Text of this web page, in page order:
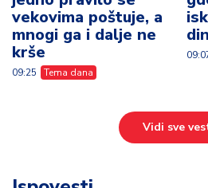
vekovima poštuje, a
mnogi ga i dalje ne
krše
09:25 Tema dana
Vidi sve